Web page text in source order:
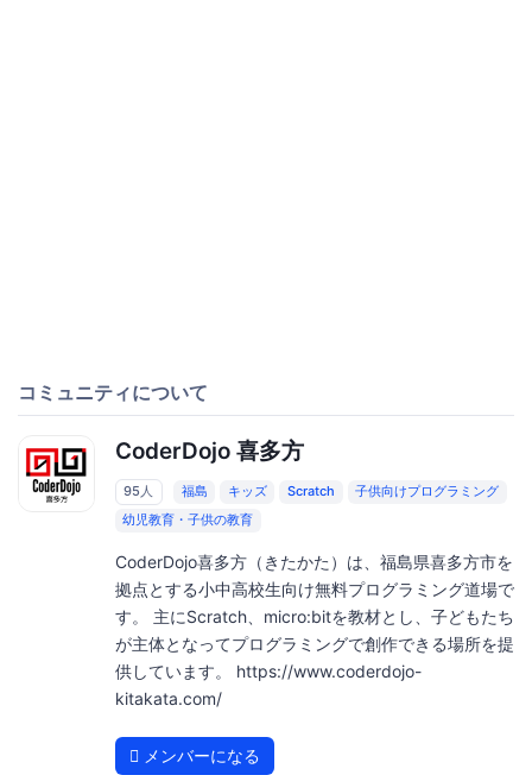
コミュニティについて
CoderDojo 喜多方
95人 福島 キッズ Scratch
子供向けプログラミング
幼児教育・子供の教育
CoderDojo喜多方（きたかた）は、福島県喜多方市を
拠点とする小中高校生向け無料プログラミング道場で
す。 主にScratch、micro:bitを教材とし、子どもたち
が主体となってプログラミングで創作できる場所を提
供しています。 https://www.coderdojo-
kitakata.com/
メンバーになる